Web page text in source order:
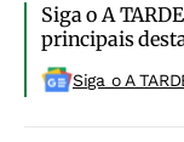
Siga o A
principais
Siga o A